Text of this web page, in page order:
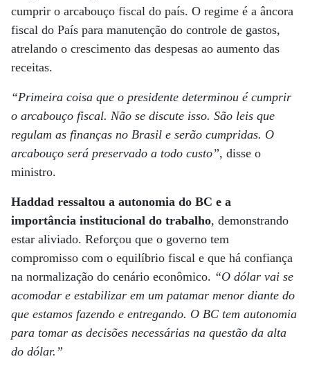
cumprir o arcabouço fiscal do país. O regime é a âncora
fiscal do País para manutenção do controle de gastos,
atrelando o crescimento das despesas ao aumento das
receitas.
“Primeira coisa que o presidente determinou é cumprir
o arcabouço fiscal. Não se discute isso. São leis que
regulam as finanças no Brasil e serão cumpridas. O
arcabouço será preservado a todo custo”, disse o
ministro.
Haddad ressaltou a autonomia do BC e a
importância institucional do trabalho, demonstrando
estar aliviado. Reforçou que o governo tem
compromisso com o equilíbrio fiscal e que há confiança
na normalização do cenário econômico. “O dólar vai se
acomodar e estabilizar em um patamar menor diante do
que estamos fazendo e entregando. O BC tem autonomia
para tomar as decisões necessárias na questão da alta
do dólar.”